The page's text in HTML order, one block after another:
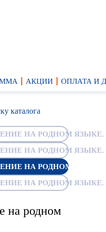
АКЦИИ ОПЛАТА И
каталога
НА РОДНОМ ЯЗЫКЕ.
НА РОДНОМ ЯЗЫКЕ.
НА РОДНОМ ЯЗЫКЕ.
НА РОДНОМ ЯЗЫКЕ.
на родном